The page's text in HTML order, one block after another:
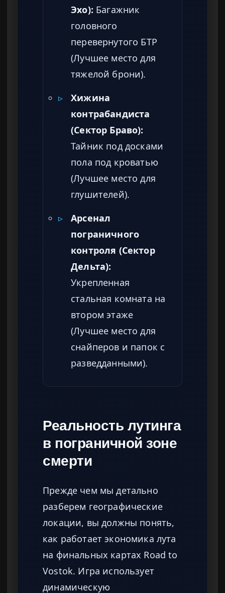
Эхо): Багажник
головного
перевернутого БТР
(Лучшее место для
тяжелой брони).
▹
Хижина
контрабандиста
(Сектор Браво):
Тайник под досками
пола под кроватью
(Лучшее место для
глушителей).
▹
Арсенал
пограничного
контроля (Сектор
Дельта):
Укрепленная
стальная комната на
втором этаже
(Лучшее место для
снайперов и папок с
разведданными).
Реальность лутинга
в пограничной зоне
смерти
Прежде чем мы детально
разберем географические
локации, вы должны понять,
как работает экономика лута
на финальных картах Road to
Vostok. Игра использует
динамическую